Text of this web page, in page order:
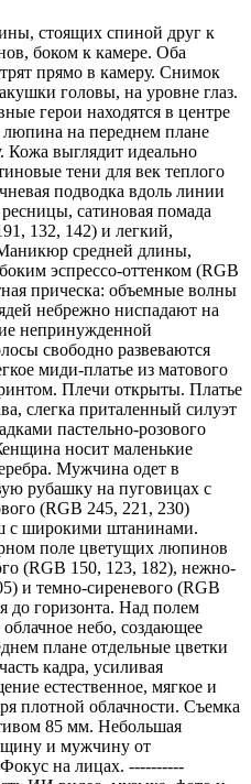
стоящих спиной друг к
боком к камере. Оба
прямо в камеру. Снимок
головы, на уровне глаз.
герои находятся в центре
на переднем плане
Кожа выглядит идеально
тени для век теплого
подводка вдоль линии
сатиновая помада
132, 142) и легкий,
средней длины,
эспрессо-оттенком (RGB
прическа: объемные волны
небрежно ниспадают на
непринужденной
свободно развеваются
миди-платье из матового
Плечи открыты. Платье
слегка приталенный силуэт
пастельно-розового
носит маленькие
Мужчина одет в
рубашку на пуговицах с
(RGB 245, 221, 230)
с широкими штанинами.
поле цветущих люпинов
(RGB 150, 123, 182), нежно-
и темно-сиреневого (RGB
до горизонта. Над полем
облачное небо, создающее
плане отдельные цветки
кадра, усиливая
естественное, мягкое и
плотной облачности. Съемка
85 мм. Небольшая
и мужчину от
на лицах. ----------